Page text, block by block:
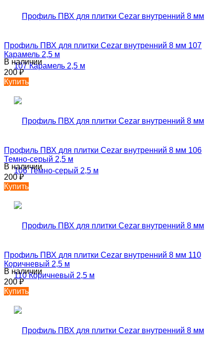
Профиль ПВХ для плитки Cezar внутренний 8 мм 107
Карамель 2,5 м
В наличии
200₽
Купить
Профиль ПВХ для плитки Cezar внутренний 8 мм 106
Темно-серый 2,5 м
В наличии
200₽
Купить
Профиль ПВХ для плитки Cezar внутренний 8 мм 110
Коричневый 2,5 м
В наличии
200₽
Купить